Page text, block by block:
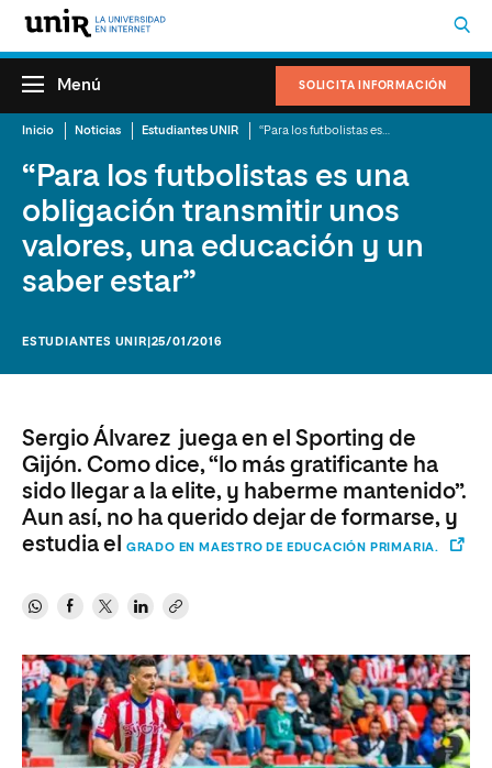
SOLICITA INFORMACIÓN
Menú
Inicio Noticias Estudiantes UNIR
“Para los futbolistas es una
obligación transmitir unos
valores, una educación y un
saber estar”
ESTUDIANTES UNIR |25/01/2016
Sergio Álvarez juega en el Sporting de
Gijón. Como dice, “lo más gratificante ha
sido llegar a la elite, y haberme mantenido”.
Aun así, no ha querido dejar de formarse, y
estudia el
GRADO EN MAESTRO DE EDUCACIÓN PRIMARIA.